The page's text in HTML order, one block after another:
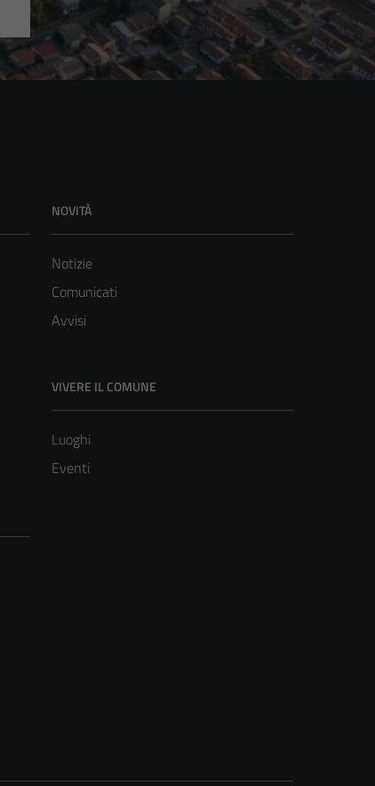
NOVITÀ
Notizie
Comunicati
Avvisi
VIVERE IL COMUNE
Luoghi
Eventi